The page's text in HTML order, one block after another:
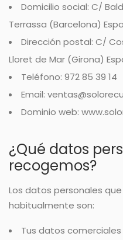
Domicilio social: C/
Terrassa (Barcelona)
Dirección postal: C/
Lloret de Mar (Girona)
Teléfono: 972 85 39 14
Email:
Dominio web:
¿Qué datos
recogemos?
Los datos personales
habitualmente son:
Tus datos comerciales